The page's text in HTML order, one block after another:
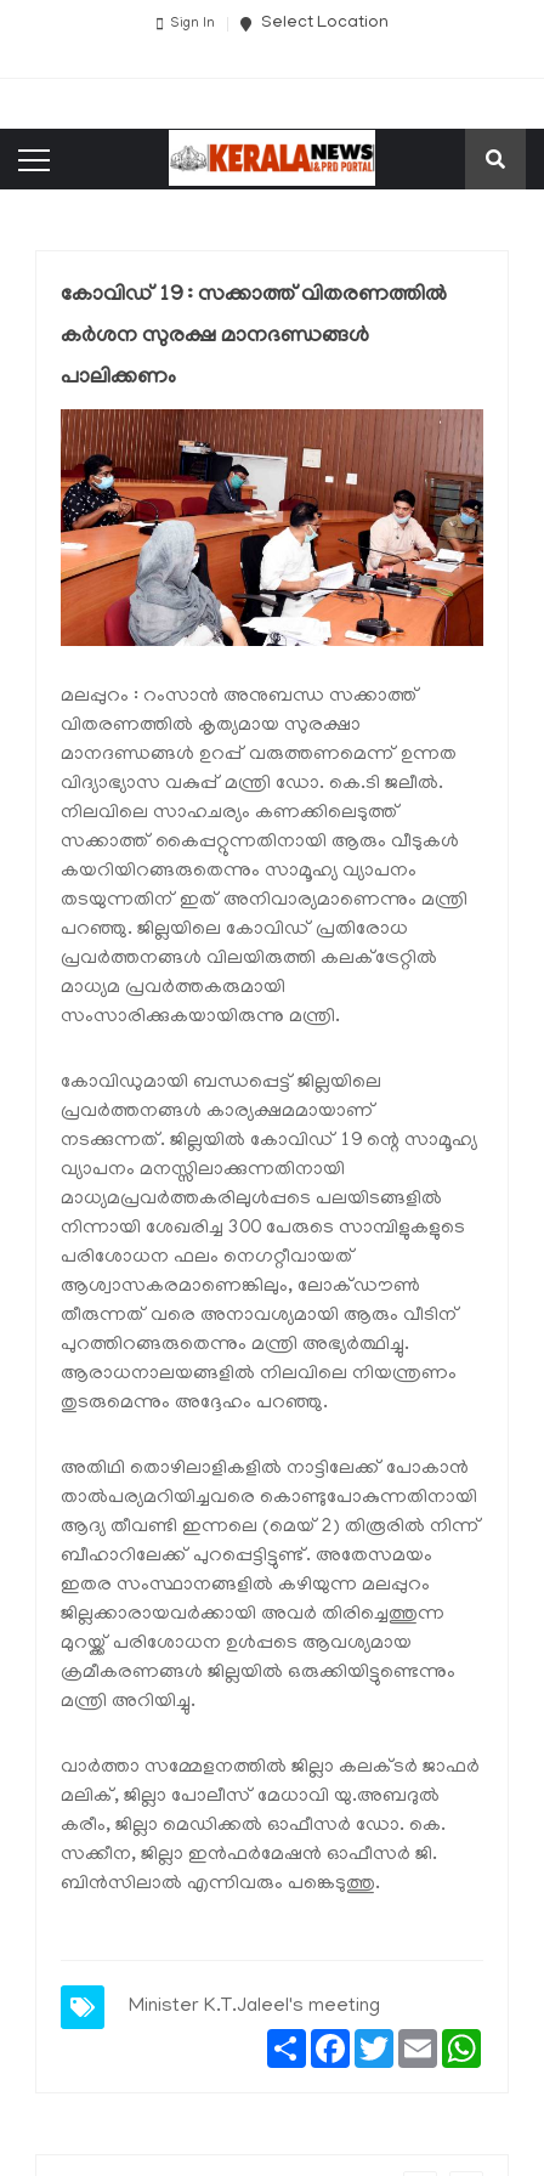
Sign In Select Location
കോവിഡ് 19 : സക്കാത്ത് വിതരണത്തില്‍
കര്‍ശന സുരക്ഷ മാനദണ്ഡങ്ങള്‍
പാലിക്കണം
മലപ്പുറം : റംസാന്‍ അനുബന്ധ സക്കാത്ത്
വിതരണത്തില്‍ കൃത്യമായ സുരക്ഷാ
മാനദണ്ഡങ്ങള്‍ ഉറപ്പ് വരുത്തണമെന്ന് ഉന്നത
വിദ്യാഭ്യാസ വകുപ്പ് മന്ത്രി ഡോ. കെ.ടി ജലീല്‍.
നിലവിലെ സാഹചര്യം കണക്കിലെടുത്ത്
സക്കാത്ത് കൈപ്പറ്റുന്നതിനായി ആരും വീടുകള്‍
കയറിയിറങ്ങരുതെന്നും സാമൂഹ്യ വ്യാപനം
തടയുന്നതിന് ഇത് അനിവാര്യമാണെന്നും മന്ത്രി
പറഞ്ഞു. ജില്ലയിലെ കോവിഡ് പ്രതിരോധ
പ്രവര്‍ത്തനങ്ങള്‍ വിലയിരുത്തി കലക്ട്രേറ്റില്‍
മാധ്യമ പ്രവര്‍ത്തകരുമായി
സംസാരിക്കുകയായിരുന്നു മന്ത്രി.
കോവിഡുമായി ബന്ധപ്പെട്ട് ജില്ലയിലെ
പ്രവര്‍ത്തനങ്ങള്‍ കാര്യക്ഷമമായാണ്
നടക്കുന്നത്. ജില്ലയില്‍ കോവിഡ് 19 ന്റെ സാമൂഹ്യ
വ്യാപനം മനസ്സിലാക്കുന്നതിനായി
മാധ്യമപ്രവര്‍ത്തകരിലുള്‍പ്പടെ പലയിടങ്ങളില്‍
നിന്നായി ശേഖരിച്ച 300 പേരുടെ സാമ്പിളുകളുടെ
പരിശോധന ഫലം നെഗറ്റീവായത്
ആശ്വാസകരമാണെങ്കിലും, ലോക്ഡൗണ്‍
തീരുന്നത് വരെ അനാവശ്യമായി ആരും വീടിന്
പുറത്തിറങ്ങരുതെന്നും മന്ത്രി അഭ്യര്‍ത്ഥിച്ചു.
ആരാധനാലയങ്ങളില്‍ നിലവിലെ നിയന്ത്രണം
തുടരുമെന്നും അദ്ദേഹം പറഞ്ഞു.
അതിഥി തൊഴിലാളികളില്‍ നാട്ടിലേക്ക് പോകാന്‍
താല്‍പര്യമറിയിച്ചവരെ കൊണ്ടുപോകുന്നതിനായി
ആദ്യ തീവണ്ടി ഇന്നലെ (മെയ് 2) തിരൂരില്‍ നിന്ന്
ബീഹാറിലേക്ക് പുറപ്പെട്ടിട്ടുണ്ട്. അതേസമയം
ഇതര സംസ്ഥാനങ്ങളില്‍ കഴിയുന്ന മലപ്പുറം
ജില്ലക്കാരായവര്‍ക്കായി അവര്‍ തിരിച്ചെത്തുന്ന
മുറയ്ക്ക് പരിശോധന ഉള്‍പ്പടെ ആവശ്യമായ
ക്രമീകരണങ്ങള്‍ ജില്ലയില്‍ ഒരുക്കിയിട്ടുണ്ടെന്നും
മന്ത്രി അറിയിച്ചു.
വാര്‍ത്താ സമ്മേളനത്തില്‍ ജില്ലാ കലക്ടര്‍ ജാഫര്‍
മലിക്, ജില്ലാ പോലീസ് മേധാവി യു.അബദുല്‍
കരീം, ജില്ലാ മെഡിക്കല്‍ ഓഫീസര്‍ ഡോ. കെ.
സക്കീന, ജില്ലാ ഇന്‍ഫര്‍മേഷന്‍ ഓഫീസര്‍ ജി.
ബിന്‍സിലാല്‍ എന്നിവരും പങ്കെടുത്തു.
Minister K.T.Jaleel's meeting
ShareFacebook
TwitterEmail